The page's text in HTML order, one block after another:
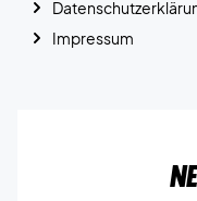
Impressum